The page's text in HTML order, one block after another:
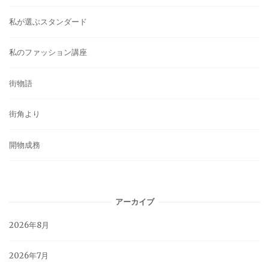
私が選ぶスタンダード
私のファッション講座
街物語
街角より
開物成務
アーカイブ
2026年8月
2026年7月